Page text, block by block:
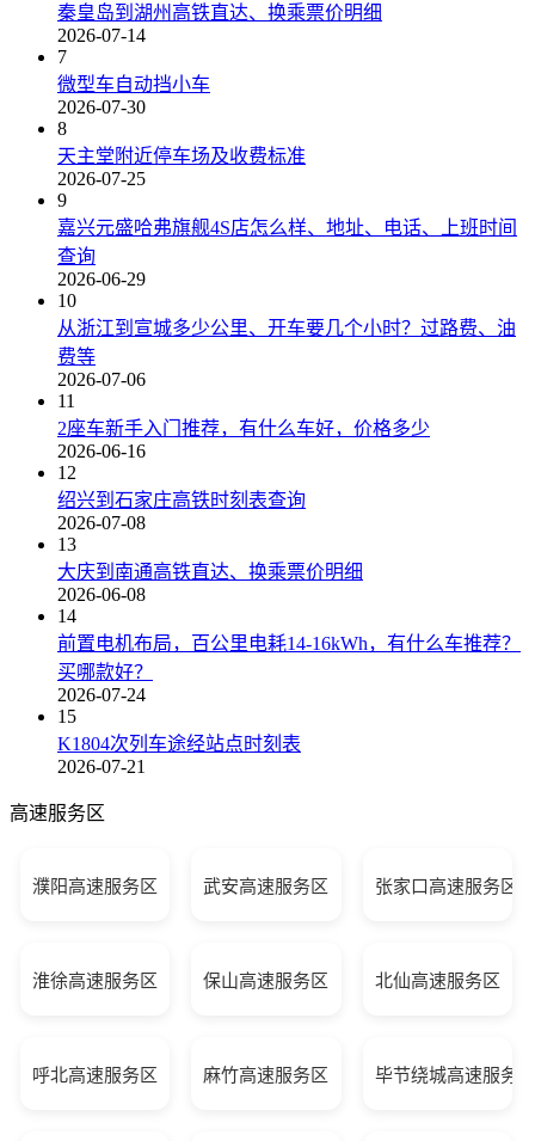
秦皇岛到湖州高铁直达、换乘票价明细
2026-07-14
7
微型车自动挡小车
2026-07-30
8
天主堂附近停车场及收费标准
2026-07-25
9
嘉兴元盛哈弗旗舰4S店怎么样、地址、电话、上班时间
查询
2026-06-29
10
从浙江到宣城多少公里、开车要几个小时？过路费、油
费等
2026-07-06
11
2座车新手入门推荐，有什么车好，价格多少
2026-06-16
12
绍兴到石家庄高铁时刻表查询
2026-07-08
13
大庆到南通高铁直达、换乘票价明细
2026-06-08
14
前置电机布局，百公里电耗14-16kWh，有什么车推荐？
买哪款好？
2026-07-24
15
K1804次列车途经站点时刻表
2026-07-21
高速服务区
濮阳高速服务区 武安高速服务区 张家口高速服务区
淮徐高速服务区 保山高速服务区 北仙高速服务区
呼北高速服务区 麻竹高速服务区 毕节绕城高速服务区